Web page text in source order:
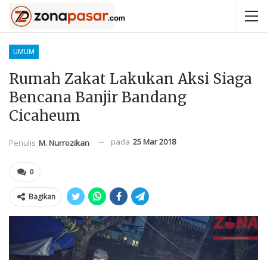
UMUM
Rumah Zakat Lakukan Aksi Siaga
Bencana Banjir Bandang
Cicaheum
Penulis M. Nurrozikan pada 25 Mar 2018
0
Bagikan